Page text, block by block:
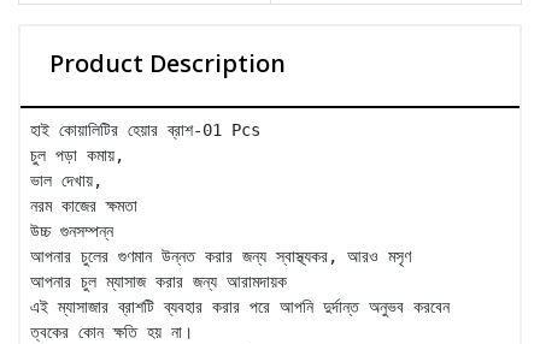
Product Description
হাই কোয়ালিটির হেয়ার ব্রাশ-01 Pcs
চুল পড়া কমায়,
ভাল দেখায়,
নরম কাজের ক্ষমতা
উচ্চ গুনসম্পন্ন
আপনার চুলের গুণমান উন্নত করার জন্য স্বাস্থ্যকর, আরও মসৃণ
আপনার চুল ম্যাসাজ করার জন্য আরামদায়ক
এই ম্যাসাজার ব্রাশটি ব্যবহার করার পরে আপনি দুর্দান্ত অনুভব করবেন
ত্বকের কোন ক্ষতি হয় না।